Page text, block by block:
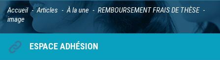
Accueil Articles À la une
REMBOURSEMENT FRAIS DE THÈSE
image
ESPACE ADHÉSION